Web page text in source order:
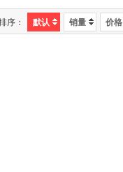
序： 默认 销量 价格